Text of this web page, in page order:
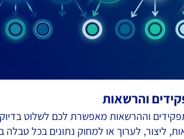
והרשאות
וההרשאות מאפשרת לכם לשלוט בדיוק
ליצור, לערוך או למחוק נתונים בכל טבלה